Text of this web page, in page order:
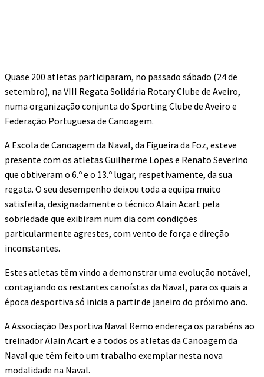
Quase 200 atletas participaram, no passado sábado (24 de
setembro), na VIII Regata Solidária Rotary Clube de Aveiro,
numa organização conjunta do Sporting Clube de Aveiro e
Federação Portuguesa de Canoagem.
A Escola de Canoagem da Naval, da Figueira da Foz, esteve
presente com os atletas Guilherme Lopes e Renato Severino
que obtiveram o 6.º e o 13.º lugar, respetivamente, da sua
regata. O seu desempenho deixou toda a equipa muito
satisfeita, designadamente o técnico Alain Acart pela
sobriedade que exibiram num dia com condições
particularmente agrestes, com vento de força e direção
inconstantes.
Estes atletas têm vindo a demonstrar uma evolução notável,
contagiando os restantes canoístas da Naval, para os quais a
época desportiva só inicia a partir de janeiro do próximo ano.
A Associação Desportiva Naval Remo endereça os parabéns ao
treinador Alain Acart e a todos os atletas da Canoagem da
Naval que têm feito um trabalho exemplar nesta nova
modalidade na Naval.